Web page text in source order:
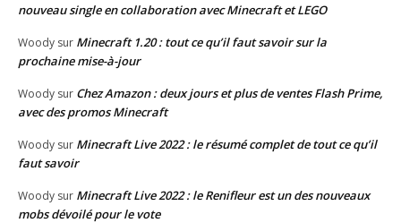
nouveau single en collaboration avec Minecraft et LEGO
Woody sur Minecraft 1.20 : tout ce qu’il faut savoir sur la
prochaine mise-à-jour
Woody sur Chez Amazon : deux jours et plus de ventes Flash Prime,
avec des promos Minecraft
Woody sur Minecraft Live 2022 : le résumé complet de tout ce qu’il
faut savoir
Woody sur Minecraft Live 2022 : le Renifleur est un des nouveaux
mobs dévoilé pour le vote